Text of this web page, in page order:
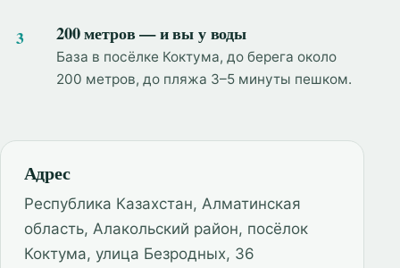
200 метров — и вы у воды
База в посёлке Коктума, до берега около
200 метров, до пляжа 3–5 минуты пешком.
Адрес
Республика Казахстан, Алматинская
область, Алакольский район, посёлок
Коктума, улица Безродных, 36